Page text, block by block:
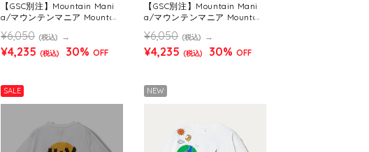
【GSC別注】Mountain Mani
a/マウンテンマニア Mountain
サイドポケットTEE (MENS)
¥6,050 (税込)
¥4,235 (税込) 30% OFF
【GSC別注】Mountain Mani
a/マウンテンマニア Mountain
サイドポケットTEE (MENS)
¥6,050 (税込)
¥4,235 (税込) 30% OFF
SALE NEW